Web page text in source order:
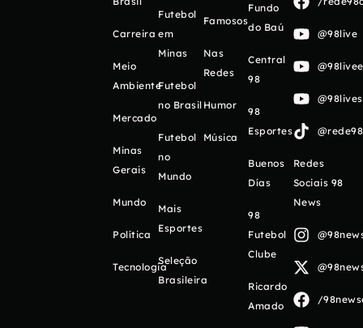
Carreira
Meio
Ambiente
Mercado
Minas
Gerais
Mundo
Política
Tecnologia
Futebol
em
Minas
Futebol
no Brasil
Futebol
no
Mundo
Mais
Esportes
Seleção
Brasileira
Famosos
Nas
Redes
Humor
Música
Fundo
do Baú
Central
98
98
Esportes
Buenos
Días
98
Futebol
Clube
Ricardo
Amado
@98live
Redes
Sociais 98
News
/